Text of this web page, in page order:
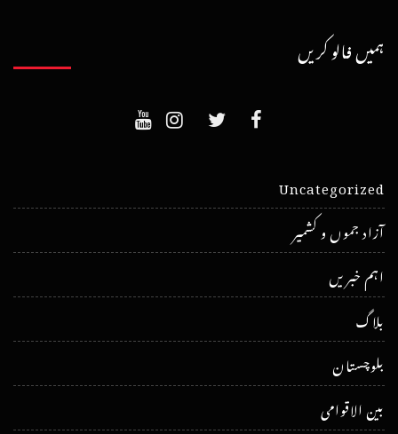
ہمیں فالو کریں
Uncategorized
آزاد جموں و کشمیر
اہم خبریں
بلاگ
بلوچستان
بین الاقوامی